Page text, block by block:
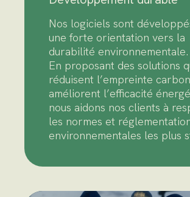
Nos logiciels sont
une forte orientation vers la
durabilité environnementale.
En proposant des solutions
réduisent l’empreinte
améliorent l’efficacité
nous aidons nos clients à
les normes et
environnementales les plus